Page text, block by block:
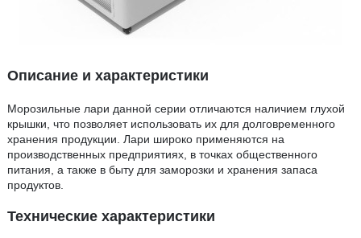
Описание и характеристики
Морозильные лари данной серии отличаются наличием глухой
крышки, что позволяет использовать их для долговременного
хранения продукции. Лари широко применяются на
производственных предприятиях, в точках общественного
питания, а также в быту для заморозки и хранения запаса
продуктов.
Технические характеристики